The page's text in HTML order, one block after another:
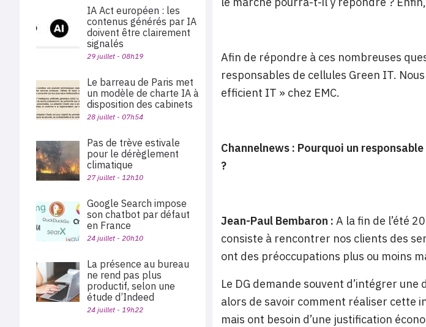
Afin de répondre à ces nombreuses
responsables de cellules Green IT.
efficient IT » chez EMC.
Channelnews : Pourquoi un
?
Jean-Paul Bembaron : A la fin de l’été
consiste à rencontrer nos clients des
ont des préoccupations plus ou moins
Le DG demande souvent d’intégrer
alors de savoir comment réaliser cette
mais ont besoin d’une justification
IA Act européen : les
contenus générés par IA
doivent être clairement
signalés
29 juillet - 08h19
Le barreau de Paris met
un modèle de charte IA à
disposition des cabinets
28 juillet - 07h54
Pas de trève estivale
pour le dérèglement
climatique
27 juillet - 12h10
Google Search impose
son chatbot par défaut
en France
24 juillet - 20h10
La présence au bureau
ne rend pas plus
productif, selon une
étude d’Indeed
24 juillet - 19h22